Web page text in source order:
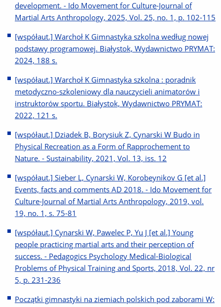
development. - Ido Movement for Culture-Journal of
Martial Arts Anthropology, 2025, Vol. 25, no. 1, p. 102-115
[współaut.] Warchoł K Gimnastyka szkolna według nowej
podstawy programowej. Białystok, Wydawnictwo PRYMAT:
2024, 188 s.
[współaut.] Warchoł K Gimnastyka szkolna : poradnik
metodyczno-szkoleniowy dla nauczycieli animatorów i
instruktorów sportu. Białystok, Wydawnictwo PRYMAT:
2022, 121 s.
[współaut.] Dziadek B, Borysiuk Z, Cynarski W Budo in
Physical Recreation as a Form of Rapprochement to
Nature. - Sustainability, 2021, Vol. 13, iss. 12
[współaut.] Sieber L, Cynarski W, Korobeynikov G [et al.]
Events, facts and comments AD 2018. - Ido Movement for
Culture-Journal of Martial Arts Anthropology, 2019, vol.
19, no. 1, s. 75-81
[współaut.] Cynarski W, Pawelec P, Yu J [et al.] Young
people practicing martial arts and their perception of
success. - Pedagogics Psychology Medical-Biological
Problems of Physical Training and Sports, 2018, Vol. 22, nr
5, p. 231-236
Początki gimnastyki na ziemiach polskich pod zaborami W: